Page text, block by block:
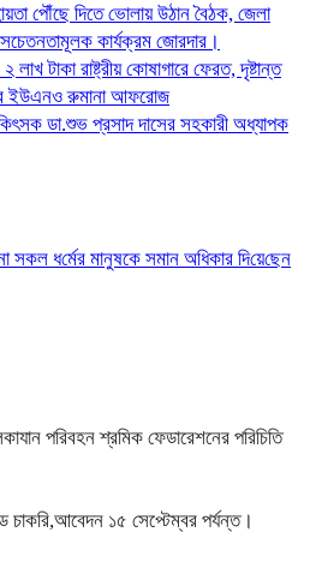
পৌঁছে দিতে ভোলায় উঠান বৈঠক, জেলা
কার্যক্রম জোরদার।
টাকা রাষ্ট্রীয় কোষাগারে ফেরত, দৃষ্টান্ত
ইউএনও রুমানা আফরোজ
ডা.শুভ প্রসাদ দাসের সহকারী অধ্যাপক
সকল ধ‌র্মের মানু‌ষকে সমান অ‌ধিকার দি‌য়ে‌ছেন
পরিবহন শ্রমিক ফেডারেশনের পরিচিতি
চাকরি,আবেদন ১৫ সেপ্টেম্বর পর্যন্ত।